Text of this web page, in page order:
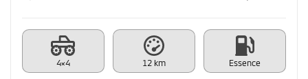
4×4 12 km Essence